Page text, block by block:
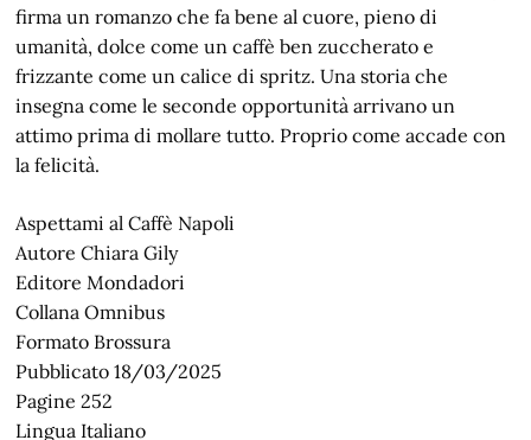
firma un romanzo che fa bene al cuore, pieno di
umanità, dolce come un caffè ben zuccherato e
frizzante come un calice di spritz. Una storia che
insegna come le seconde opportunità arrivano un
attimo prima di mollare tutto. Proprio come accade con
la felicità.
Aspettami al Caffè Napoli
Autore Chiara Gily
Editore Mondadori
Collana Omnibus
Formato Brossura
Pubblicato 18/03/2025
Pagine 252
Lingua Italiano